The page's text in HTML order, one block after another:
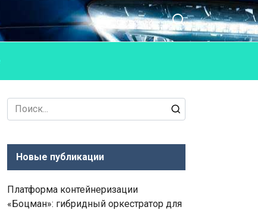
Search
for:
Новые публикации
Платформа контейнеризации
«Боцман»: гибридный оркестратор для